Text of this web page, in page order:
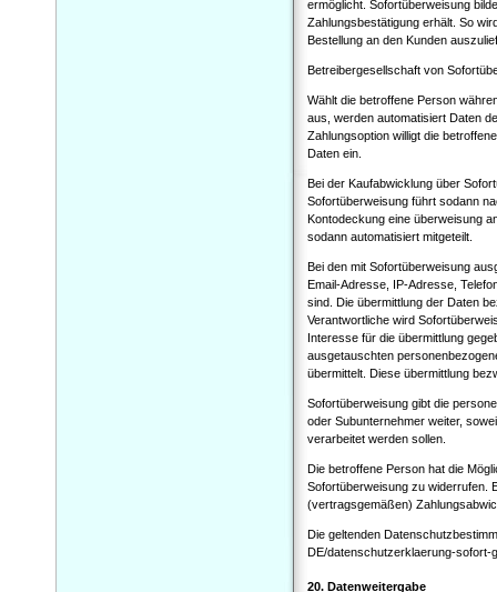
ermöglicht. Sofortüberweisung
Zahlungsbestätigung erhält. So
Bestellung an den Kunden
Betreibergesellschaft von
Wählt die betroffene Person
aus, werden automatisiert Daten
Zahlungsoption willigt die
Daten ein.
Bei der Kaufabwicklung über
Sofortüberweisung führt sodann
Kontodeckung eine überweisung
sodann automatisiert mitgeteilt.
Bei den mit Sofortüberweisung
Email-Adresse, IP-Adresse,
sind. Die übermittlung der Daten
Verantwortliche wird
Interesse für die übermittlung
ausgetauschten
übermittelt. Diese übermittlung
Sofortüberweisung gibt die
oder Subunternehmer weiter,
verarbeitet werden sollen.
Die betroffene Person hat die
Sofortüberweisung zu widerrufen.
(vertragsgemäßen)
Die geltenden
DE/datenschutzerklaerung-sofort-
20. Datenweitergabe